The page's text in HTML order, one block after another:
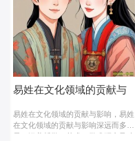
易姓在文化领域的贡献与
影响
易姓在文化领域的贡献与影响，易姓
在文化领域的贡献与影响深远而多
元，涵盖哲学、艺术、学术研究及建